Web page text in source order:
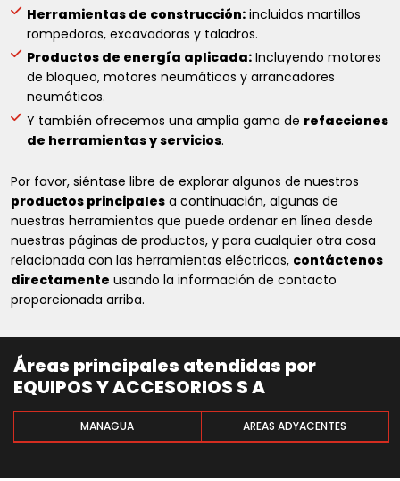
Herramientas de construcción: incluidos martillos
rompedoras, excavadoras y taladros.
Productos de energía aplicada: Incluyendo motores
de bloqueo, motores neumáticos y arrancadores
neumáticos.
Y también ofrecemos una amplia gama de refacciones
de herramientas y servicios.
Por favor, siéntase libre de explorar algunos de nuestros
productos principales a continuación, algunas de
nuestras herramientas que puede ordenar en línea desde
nuestras páginas de productos, y para cualquier otra cosa
relacionada con las herramientas eléctricas, contáctenos
directamente usando la información de contacto
proporcionada arriba.
Áreas principales atendidas por
EQUIPOS Y ACCESORIOS S A
MANAGUA AREAS ADYACENTES